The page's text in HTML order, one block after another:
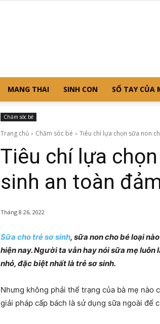
MANG THAI SINH CON SỔ TAY CỦA
Chăm sóc bé
Trang chủ Chăm sóc bé Tiêu chí lựa chọn sữa non
Tiêu chí lựa
sinh an toàn
Tháng 8 26, 2022
Sữa cho trẻ sơ sinh, sữa non cho bé loại
hiện nay. Người ta vẫn hay nói sữa mẹ
nhỏ, đặc biệt nhất là trẻ sơ sinh.
Nhưng không phải thể trạng của bà mẹ nào
giải pháp cấp bách là sử dụng sữa ngoài để